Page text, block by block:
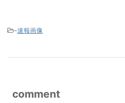
-速報画像
comment